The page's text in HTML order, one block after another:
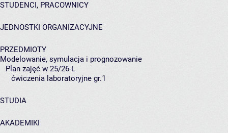
STUDENCI, PRACOWNICY
JEDNOSTKI ORGANIZACYJNE
PRZEDMIOTY
Modelowanie, symulacja i prognozowanie
Plan zajęć w 25/26-L
ćwiczenia laboratoryjne gr.1
STUDIA
AKADEMIKI